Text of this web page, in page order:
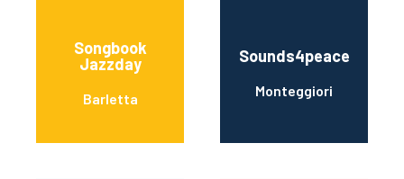
Songbook
Jazzday
Barletta
Sounds4peace
Monteggiori